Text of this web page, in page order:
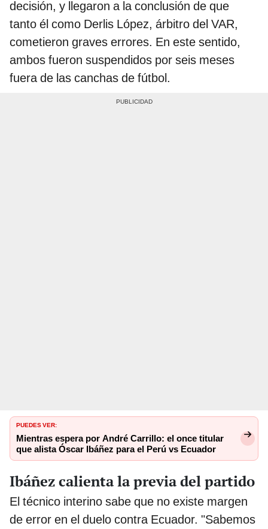
decisión, y llegaron a la conclusión de que
tanto él como Derlis López, árbitro del VAR,
cometieron graves errores. En este sentido,
ambos fueron suspendidos por seis meses
fuera de las canchas de fútbol.
PUEDES VER:
Mientras espera por André Carrillo: el once titular
que alista Óscar Ibáñez para el Perú vs Ecuador
Ibáñez calienta la previa del partido
El técnico interino sabe que no existe margen
de error en el duelo contra Ecuador. "Sabemos